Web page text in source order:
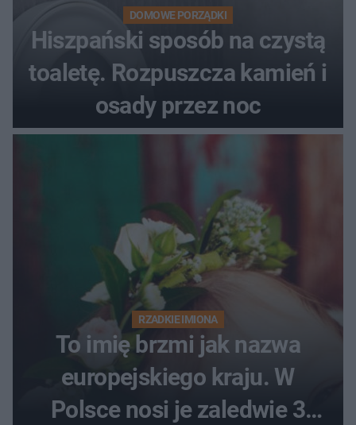
DOMOWE PORZĄDKI
Hiszpański sposób na czystą
toaletę. Rozpuszcza kamień i
osady przez noc
RZADKIE IMIONA
To imię brzmi jak nazwa
europejskiego kraju. W
Polsce nosi je zaledwie 3